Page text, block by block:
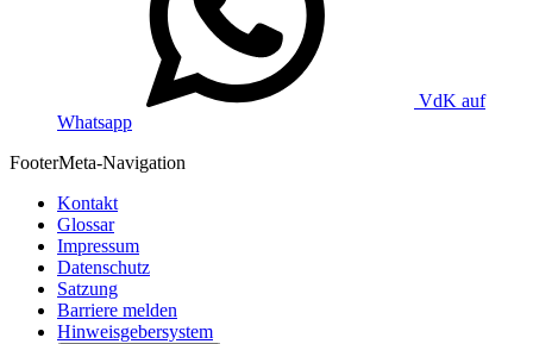
VdK auf
Whatsapp
FooterMeta-Navigation
Kontakt
Glossar
Impressum
Datenschutz
Satzung
Barriere melden
Hinweisgebersystem